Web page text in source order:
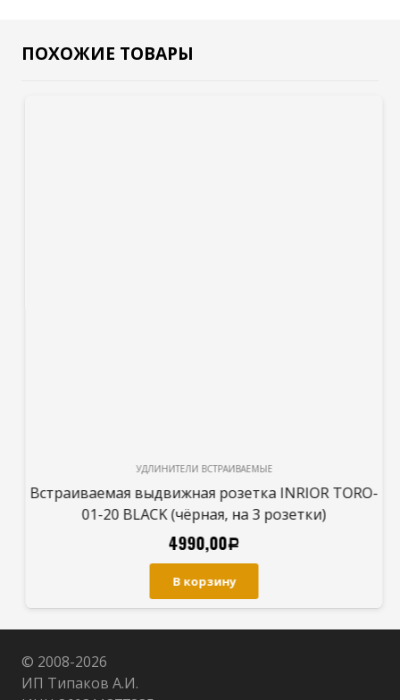
ПОХОЖИЕ ТОВАРЫ
УДЛИНИТЕЛИ ВСТРАИВАЕМЫЕ
Встраиваемая выдвижная розетка INRIOR TORO-
01-20 BLACK (чёрная, на 3 розетки)
4990,00 Р
В корзину
© 2008-2026
ИП Типаков А.И.